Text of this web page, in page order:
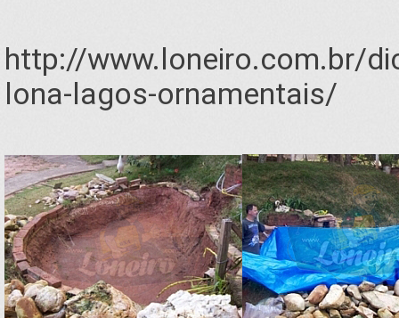
http://www.loneiro.com.br/
lona-lagos-ornamentais/